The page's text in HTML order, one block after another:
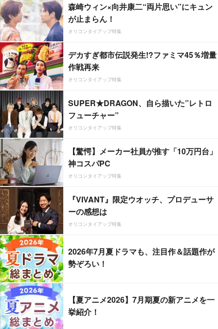
森崎ウィン×向井康二“両片思い”にキュン
が止まらん！
オリコンタイアップ特集
デカすぎ都市伝説発生!?ファミマ45％増量
作戦再来
オリコンタイアップ特集
SUPER★DRAGON、自ら描いた”レトロ
フューチャー”
オリコンタイアップ特集
【驚愕】メーカー社員が推す「10万円台」
神コスパPC
オリコンタイアップ特集
『VIVANT』限定ウオッチ、プロデューサ
ーの感想は
オリコンタイアップ特集
2026年7月夏ドラマも、注目作＆話題作が
勢ぞろい！
【夏アニメ2026】7月期夏の新アニメを一
挙紹介！